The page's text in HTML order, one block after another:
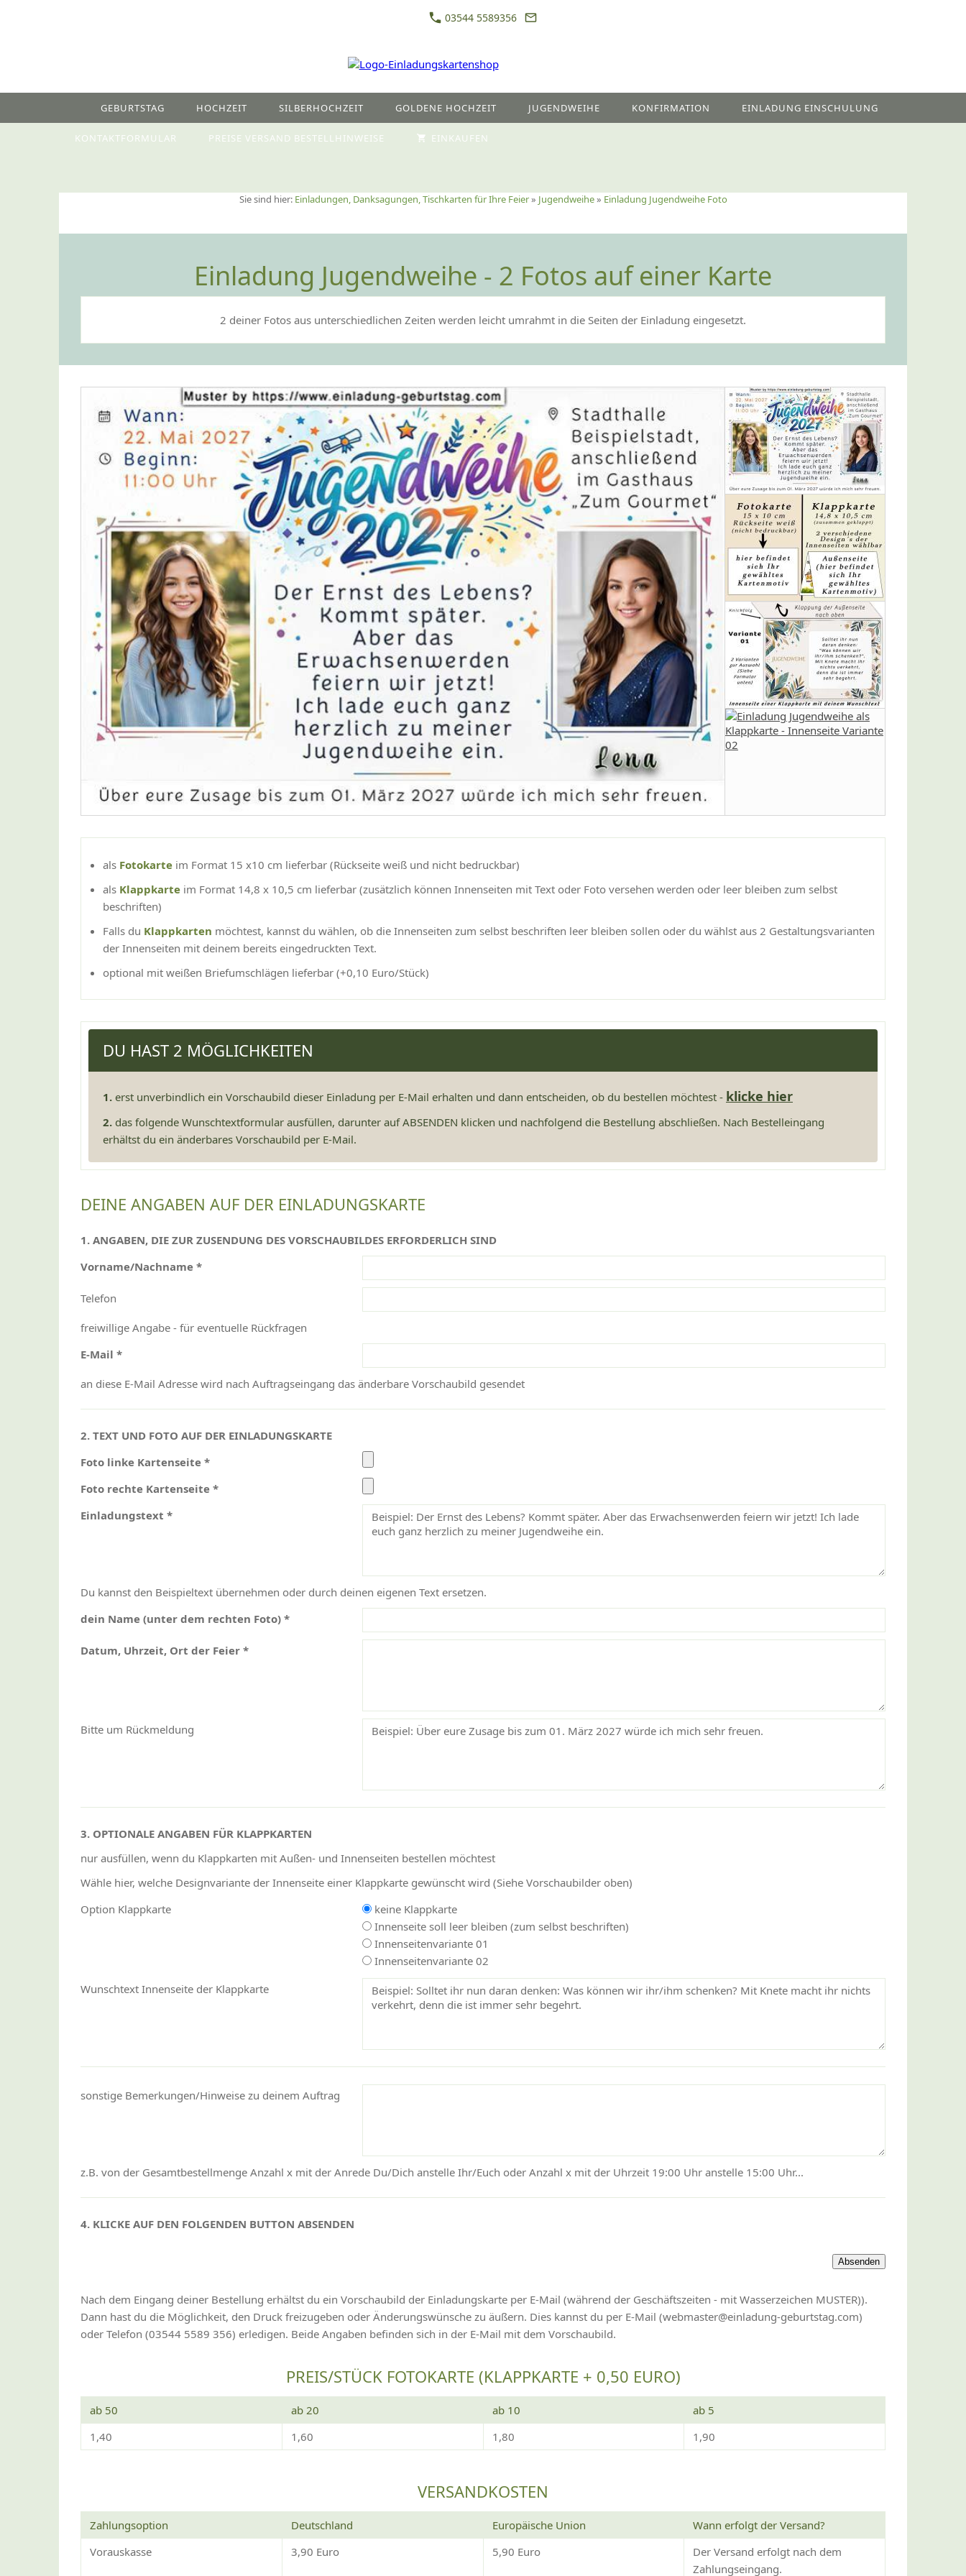
03544 5589356
GEBURTSTAG HOCHZEIT SILBERHOCHZEIT GOLDENE HOCHZEIT JUGENDWEIHE KONFIRMATION EINLADUNG EINSCHULUNG
KONTAKTFORMULAR PREISE VERSAND BESTELLHINWEISE EINKAUFEN
Sie sind hier: Einladungen, Danksagungen, Tischkarten für Ihre Feier» Jugendweihe» Einladung Jugendweihe Foto
Einladung Jugendweihe - 2 Fotos auf einer Karte
2 deiner Fotos aus unterschiedlichen Zeiten werden leicht umrahmt in die Seiten der Einladung eingesetzt.
als Fotokarte im Format 15 x10 cm lieferbar (Rückseite weiß und nicht bedruckbar)
als Klappkarte im Format 14,8 x 10,5 cm lieferbar (zusätzlich können Innenseiten mit Text oder Foto versehen werden oder leer bleiben zum selbst
beschriften)
Falls du Klappkarten möchtest, kannst du wählen, ob die Innenseiten zum selbst beschriften leer bleiben sollen oder du wählst aus 2 Gestaltungsvarianten
der Innenseiten mit deinem bereits eingedruckten Text.
optional mit weißen Briefumschlägen lieferbar (+0,10 Euro/Stück)
DU HAST 2 MÖGLICHKEITEN
1. erst unverbindlich ein Vorschaubild dieser Einladung per E-Mail erhalten und dann entscheiden, ob du bestellen möchtest - klicke hier
2. das folgende Wunschtextformular ausfüllen, darunter auf ABSENDEN klicken und nachfolgend die Bestellung abschließen. Nach Bestelleingang
erhältst du ein änderbares Vorschaubild per E-Mail.
DEINE ANGABEN AUF DER EINLADUNGSKARTE
1. ANGABEN, DIE ZUR ZUSENDUNG DES VORSCHAUBILDES ERFORDERLICH SIND
Vorname/Nachname *
Telefon
freiwillige Angabe - für eventuelle Rückfragen
E-Mail *
an diese E-Mail Adresse wird nach Auftragseingang das änderbare Vorschaubild gesendet
2. TEXT UND FOTO AUF DER EINLADUNGSKARTE
Foto linke Kartenseite *
Foto rechte Kartenseite *
Einladungstext *
Du kannst den Beispieltext übernehmen oder durch deinen eigenen Text ersetzen.
dein Name (unter dem rechten Foto) *
Datum, Uhrzeit, Ort der Feier *
Bitte um Rückmeldung
3. OPTIONALE ANGABEN FÜR KLAPPKARTEN
nur ausfüllen, wenn du Klappkarten mit Außen- und Innenseiten bestellen möchtest
Wähle hier, welche Designvariante der Innenseite einer Klappkarte gewünscht wird (Siehe Vorschaubilder oben)
Option Klappkarte
keine Klappkarte
Innenseite soll leer bleiben (zum selbst beschriften)
Innenseitenvariante 01
Innenseitenvariante 02
Wunschtext Innenseite der Klappkarte
sonstige Bemerkungen/Hinweise zu deinem Auftrag
z.B. von der Gesamtbestellmenge Anzahl x mit der Anrede Du/Dich anstelle Ihr/Euch oder Anzahl x mit der Uhrzeit 19:00 Uhr anstelle 15:00 Uhr...
4. KLICKE AUF DEN FOLGENDEN BUTTON ABSENDEN
Nach dem Eingang deiner Bestellung erhältst du ein Vorschaubild der Einladungskarte per E-Mail (während der Geschäftszeiten - mit Wasserzeichen MUSTER)).
Dann hast du die Möglichkeit, den Druck freizugeben oder Änderungswünsche zu äußern. Dies kannst du per E-Mail (webmaster@einladung-geburtstag.com)
oder Telefon (03544 5589 356) erledigen. Beide Angaben befinden sich in der E-Mail mit dem Vorschaubild.
PREIS/STÜCK FOTOKARTE (KLAPPKARTE + 0,50 EURO)
ab 50 ab 20 ab 10
ab 5
1,40
1,60 1,80 1,90
VERSANDKOSTEN
Zahlungsoption Deutschland Europäische Union
Wann erfolgt der Versand?
Vorauskasse
3,90 Euro 5,90 Euro
Der Versand erfolgt nach dem
Zahlungseingang.